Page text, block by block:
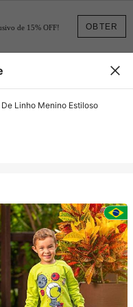
OBTER
de 15% OFF!
Linho Menino Estiloso